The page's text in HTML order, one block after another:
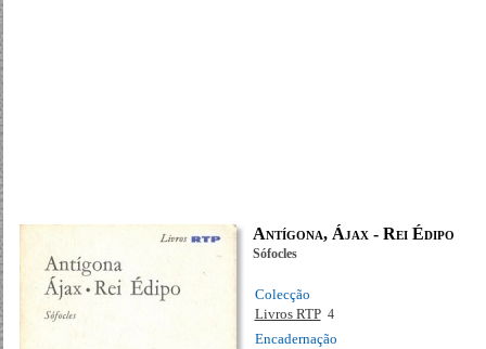
Antígona, Ájax - Rei Édipo
Sófocles
Colecção
Livros RTP4
Encadernação